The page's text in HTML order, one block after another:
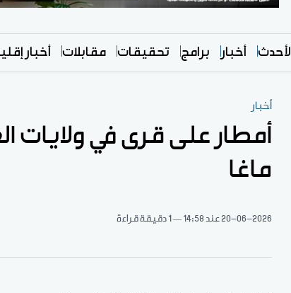
الأحدث أخبار برامج تحقيقات مقابلات أخبار
أخبار
أمطار على قرى في ولايات
ماغا
20-06-2026عند 14:58 1 دقيقة قراءة